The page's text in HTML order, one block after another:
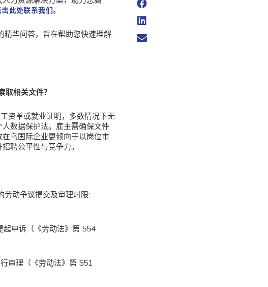
此处联系我们。
华问答，旨在帮助您快速理解
相关文件？
资单或就业证明，多数情况下无
数据保护法。雇主需确保文件
乌国际企业更倾向于以岗位市
聘公平性与竞争力。
动争议提交及审理时限:
起申诉（《劳动法》第 554
审理（《劳动法》第 551